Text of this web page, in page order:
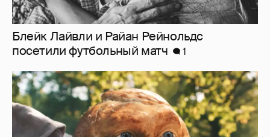
"Россия-24" обратилась в прокуратуру и СК
из-за угроз в адрес создателей "Колобка"